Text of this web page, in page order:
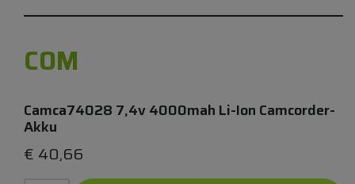
COM
Camca74028 7,4v 4000mah Li-Ion Camcorder-
Akku
€ 40,66